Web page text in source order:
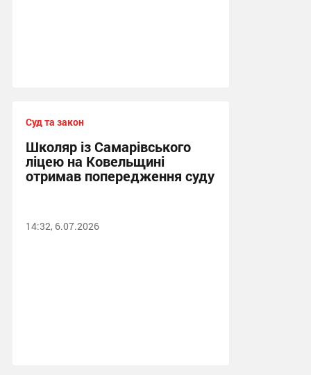
Суд та закон
Школяр із Самарівського
ліцею на Ковельщині
отримав попередження суду
14:32, 6.07.2026